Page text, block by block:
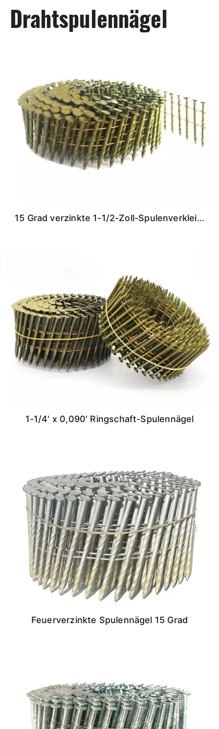
Drahtspulennägel
15 Grad verzinkte 1-1/2-Zoll-Spulenverkleidungsnägel
1-1/4' x 0,090' Ringschaft-Spulennägel
Feuerverzinkte Spulennägel 15 Grad